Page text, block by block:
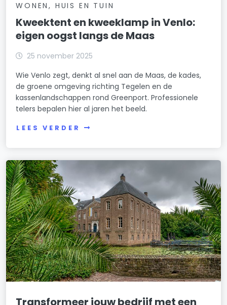
WONEN, HUIS EN TUIN
Kweektent en kweeklamp in Venlo:
eigen oogst langs de Maas
25 november 2025
Wie Venlo zegt, denkt al snel aan de Maas, de kades,
de groene omgeving richting Tegelen en de
kassenlandschappen rond Greenport. Professionele
telers bepalen hier al jaren het beeld.
LEES VERDER
Transformeer jouw bedrijf met een